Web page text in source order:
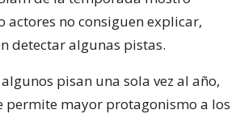
actores no consiguen explicar,
detectar algunas pistas.
pisan una sola vez al año,
mayor protagonismo a los